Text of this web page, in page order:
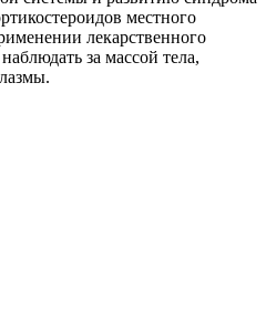
местного
лекарственного
за массой тела,